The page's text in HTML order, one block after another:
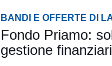
BANDI E OFFERTE DI
Fondo Priamo:
gestione